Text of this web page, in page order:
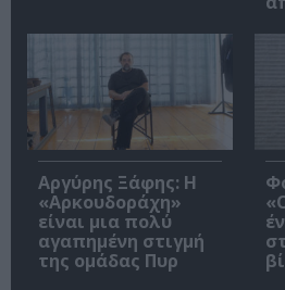
Αργύρης Ξάφης: Η
«Αρκουδοράχη»
είναι μια πολύ
αγαπημένη στιγμή
της ομάδας Πυρ